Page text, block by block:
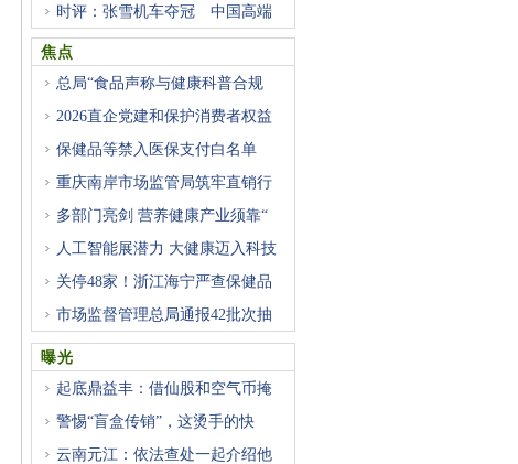
时评：张雪机车夺冠 中国高端
焦点
总局“食品声称与健康科普合规
2026直企党建和保护消费者权益
保健品等禁入医保支付白名单
重庆南岸市场监管局筑牢直销行
多部门亮剑 营养健康产业须靠“
人工智能展潜力 大健康迈入科技
关停48家！浙江海宁严查保健品
市场监督管理总局通报42批次抽
曝光
起底鼎益丰：借仙股和空气币掩
警惕“盲盒传销”，这烫手的快
云南元江：依法查处一起介绍他